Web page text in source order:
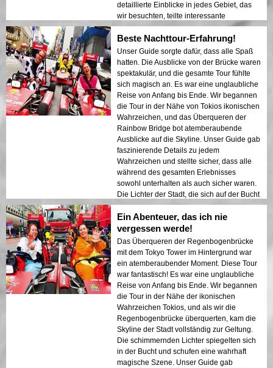
detaillierte Einblicke in jedes Gebiet, das
wir besuchten, teilte interessante
Geschichten und sorgte dafür, dass sich
jeder sicher und wohl fühlte. Die
Atmosphäre in der Nacht war ruhig und
doch aufregend, und ich war fasziniert von
dem Kontrast zwischen modernen
Wolkenkratzern und historischer
Architektur. Diese Tour ist eine perfekte
Kombination aus Abenteuer und Bildung
und bietet Reisenden einen einzigartigen
Blick auf die Schönheit Tokios nach
Einbruch der Dunkelheit.
Beste Nachttour-Erfahrung!
Unser Guide sorgte dafür, dass alle Spaß
hatten. Die Ausblicke von der Brücke waren
spektakulär, und die gesamte Tour fühlte
sich magisch an. Es war eine unglaubliche
Reise von Anfang bis Ende. Wir begannen
die Tour in der Nähe von Tokios ikonischen
Wahrzeichen, und das Überqueren der
Rainbow Bridge bot atemberaubende
Ausblicke auf die Skyline. Unser Guide gab
faszinierende Details zu jedem
Wahrzeichen und stellte sicher, dass alle
während des gesamten Erlebnisses
sowohl unterhalten als auch sicher waren.
Die Lichter der Stadt, die sich auf der Bucht
spiegelten, schufen eine traumhafte
Atmosphäre, die einen bleibenden
Eindruck hinterließ. Diese Tour ist ideal für
Erstbesucher, die eine Mischung aus
Abenteuer und Sightseeing suchen. Der
Kontrast zwischen Tokios modernen
Strukturen und historischen Bereichen
wurde in den Nachtlichtern wunderschön
präsentiert. Ich kann diese Tour jedem nur
wärmstens empfehlen!
Ein Abenteuer, das ich nie
vergessen werde!
Das Überqueren der Regenbogenbrücke
mit dem Tokyo Tower im Hintergrund war
ein atemberaubender Moment. Diese Tour
war fantastisch! Es war eine unglaubliche
Reise von Anfang bis Ende. Wir begannen
die Tour in der Nähe der ikonischen
Wahrzeichen Tokios, und als wir die
Regenbogenbrücke überquerten, kam die
Skyline der Stadt vollständig zur Geltung.
Die schimmernden Lichter spiegelten sich
in der Bucht und schufen eine wahrhaft
magische Szene. Unser Guide gab